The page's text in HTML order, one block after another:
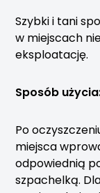
Szybki i tani
w miejscach
eksploatację.
Sposób
Po
miejsca
odpowiednią
szpachelką.